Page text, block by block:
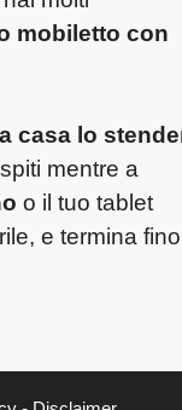
mobiletto con
casa lo
mentre a
o il tuo tablet
e termina fino